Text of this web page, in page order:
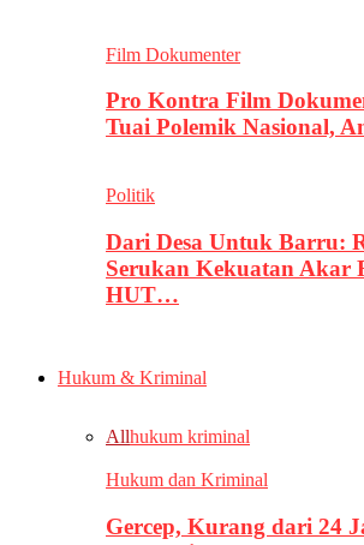
Film Dokumenter
Pro Kontra Film
Tuai Polemik Nasional,
Politik
Dari Desa Untuk Barru:
Serukan Kekuatan Akar
HUT…
Hukum & Kriminal
Allhukum kriminal
Hukum dan Kriminal
Gercep, Kurang dari 24